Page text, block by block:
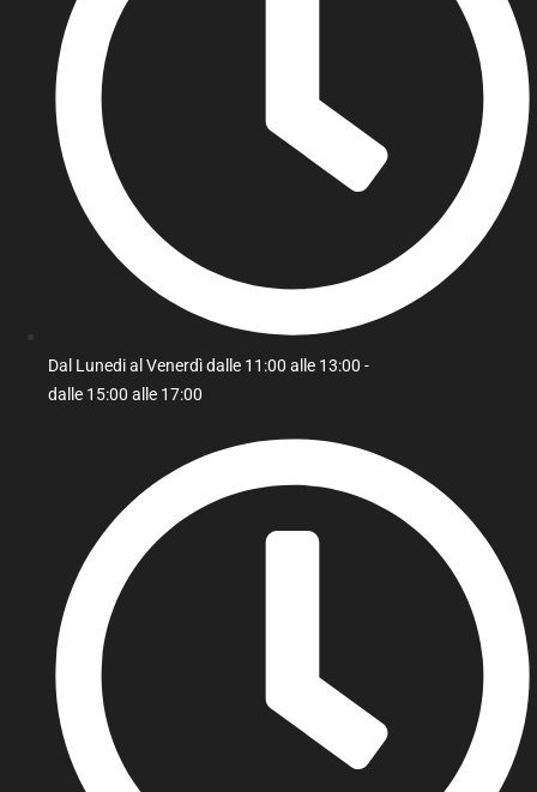
Dal Lunedi al Venerdì dalle 11:00 alle 13:00 -
dalle 15:00 alle 17:00